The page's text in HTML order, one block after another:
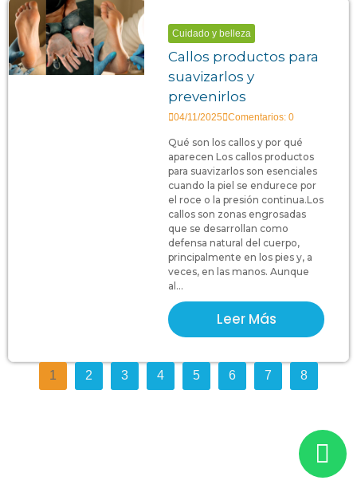
Cuidado y belleza
Callos productos para
suavizarlos y
prevenirlos
04/11/2025 Comentarios: 0
Qué son los callos y por qué
aparecen Los callos productos
para suavizarlos son esenciales
cuando la piel se endurece por
el roce o la presión continua.Los
callos son zonas engrosadas
que se desarrollan como
defensa natural del cuerpo,
principalmente en los pies y, a
veces, en las manos. Aunque
al...
Leer Más
1 2 3 4 5 6 7 8